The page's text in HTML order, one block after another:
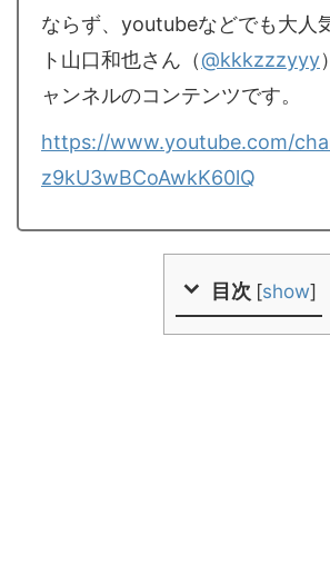
ならず、youtubeなどでも大人
ト山口和也さん（@kkkzzzyyy
ャンネルのコンテンツです。
https://www.youtube.com/
z9kU3wBCoAwkK60lQ
目次 [show]